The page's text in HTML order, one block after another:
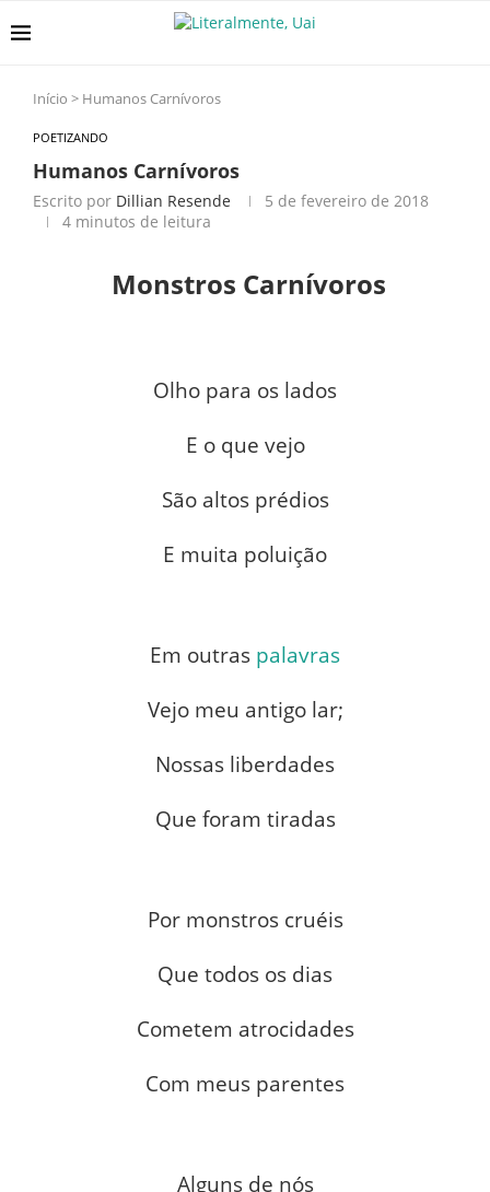
Início > Humanos Carnívoros
POETIZANDO
Humanos Carnívoros
Escrito por Dillian Resende
5 de fevereiro de 2018
4 minutos de leitura
Monstros Carnívoros
Olho para os lados
E o que vejo
São altos prédios
E muita poluição
Em outras palavras
Vejo meu antigo lar;
Nossas liberdades
Que foram tiradas
Por monstros cruéis
Que todos os dias
Cometem atrocidades
Com meus parentes
Alguns de nós